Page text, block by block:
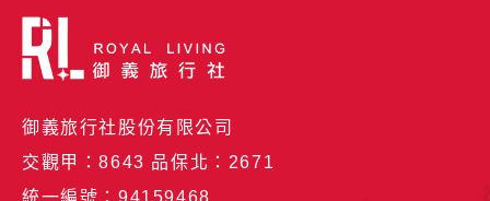
御義旅行社股份有限公司
交觀甲：8643 品保北：2671
統一編號：94159468